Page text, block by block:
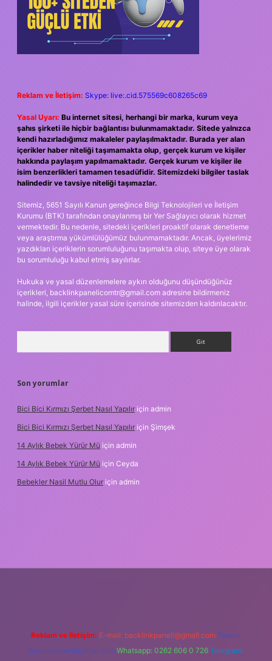
Reklam ve İletişim: Skype: live:.cid.575569c608265c69
Yasal Uyarı: Bu internet sitesi, herhangi bir marka, kurum veya
şahıs şirketi ile hiçbir bağlantısı bulunmamaktadır. Sitede yalnızca
kendi hazırladığımız makaleler paylaşılmaktadır. Burada yer alan
içerikler haber niteliği taşımamakta olup, gerçek kurum ve kişiler
hakkında paylaşım yapılmamaktadır. Gerçek kurum ve kişiler ile
isim benzerlikleri tamamen tesadüfidir. Sitemizdeki bilgiler taslak
halindedir ve tavsiye niteliği taşımazlar.
Sitemiz, 5651 Sayılı Kanun gereğince Bilgi Teknolojileri ve İletişim
Kurumu (BTK) tarafından onaylanmış bir Yer Sağlayıcı olarak hizmet
vermektedir. Bu nedenle, sitedeki içerikleri proaktif olarak denetleme
veya araştırma yükümlülüğümüz bulunmamaktadır. Ancak, üyelerimiz
yazdıkları içeriklerin sorumluluğunu taşımakta olup, siteye üye olarak
bu sorumluluğu kabul etmiş sayılırlar.
Hukuka ve yasal düzenlemelere aykırı olduğunu düşündüğünüz
içerikleri, backlinkpanelicomtr@gmail.com adresine bildirmeniz
halinde, ilgili içerikler yasal süre içerisinde sitemizden kaldırılacaktır.
Son yorumlar
Bici Bici Kırmızı Şerbet Nasıl Yapılır için admin
Bici Bici Kırmızı Şerbet Nasıl Yapılır için Şimşek
14 Aylık Bebek Yürür Mü için admin
14 Aylık Bebek Yürür Mü için Ceyda
Bebekler Nasil Mutlu Olur için admin
Reklam ve İletişim: E-mail: backlinkpaneli@gmail.com Teams:
forumhizmeti@gmail.com Whatsapp: 0262 606 0 726 Telegram: